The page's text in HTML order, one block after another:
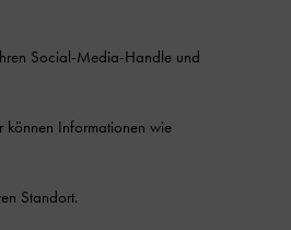
Social-Media-Handle und
können Informationen wie
Standort.